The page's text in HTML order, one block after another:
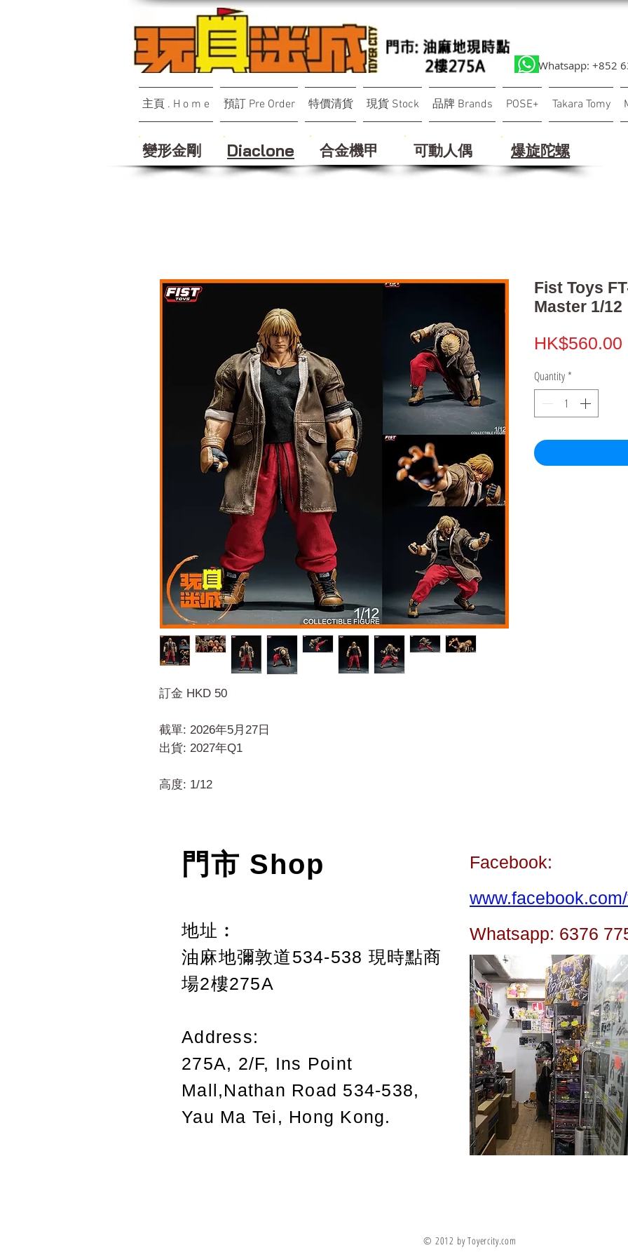
Whatsapp: +852
主頁 . H o m e 預訂 Pre Order 特價清貨 現貨 Stock 品牌 Brands POSE+ Takara Tomy
變形金剛 Diaclone 合金機甲 可動人偶 ​爆旋陀螺
訂金 HKD 50
截單: 2026年5月27日
出貨: 2027年Q1
高度: 1/12
Fist Toys
Master 1/12
HK$560.00
Quantity *
門市 Shop
地址︰
油麻地彌敦道534-538 現時點商
場2樓275A
Address:
275A, 2/F, Ins Point
Mall,Nathan Road 534-538,
Yau Ma Tei, Hong Kong.
Facebook:
Whatsapp: 6376
© 2012 by Toyercity.com